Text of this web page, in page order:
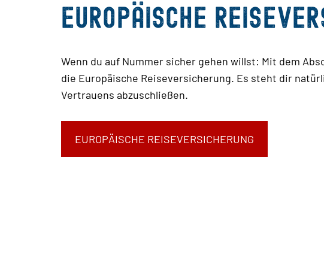
Europäische
Wenn du auf Nummer sicher gehen willst: Mit dem
die Europäische Reiseversicherung. Es steht dir
Vertrauens abzuschließen.
EUROPÄISCHE REISEVERSICHERUNG